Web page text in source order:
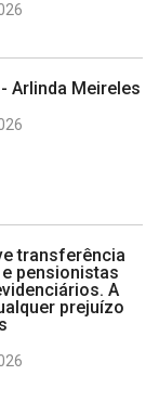
- Arlinda Meireles
transferência
pensionistas
A
prejuízo